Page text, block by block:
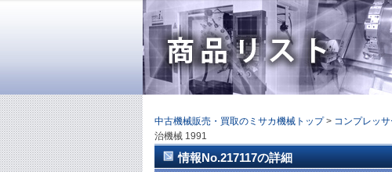
中古機械販売・買取のミサカ機械トップ > コンプレッサ
治機械 1991
情報No.217117の詳細